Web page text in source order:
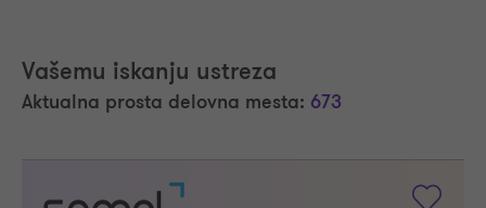
Vašemu iskanju ustreza
Aktualna prosta delovna mesta: 673